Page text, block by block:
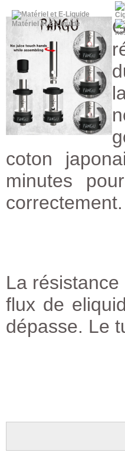
Matériel et E-Liquide
coton
minutes
correctement.
La
flux de
dépasse. Le